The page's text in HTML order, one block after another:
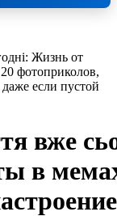
Жизнь от
фотоприколов,
если пустой
вже
в